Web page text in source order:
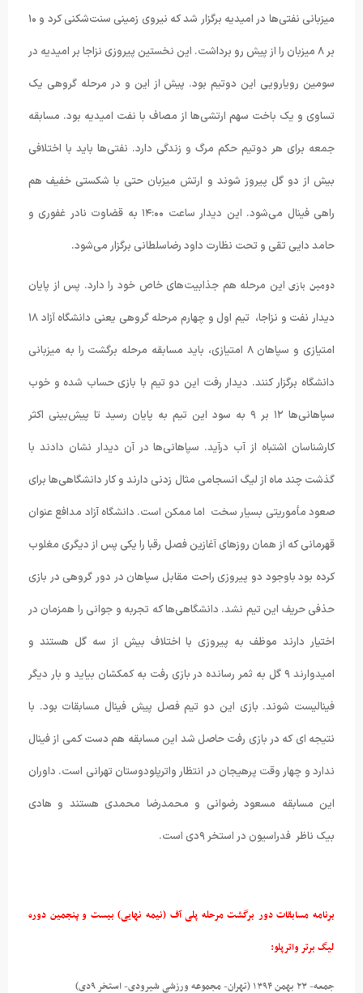
میزبانی نفتی‌ها در امیدیه برگزار شد که نیروی زمینی سنت‌شکنی کرد و ۱۰
بر ۸ میزبان را از پیش رو برداشت. این نخستین پیروزی نزاجا بر امیدیه در
سومین رویارویی این دوتیم بود. پیش از این و در مرحله گروهی یک
تساوی و یک باخت سهم ارتشی‌ها از مصاف با نفت امیدیه بود. مسابقه
جمعه برای هر دوتیم حکم مرگ و زندگی دارد. نفتی‌ها باید با اختلافی
بیش از دو گل پیروز شوند و ارتش میزبان حتی با شکستی خفیف هم
راهی فینال می‌شود. این دیدار ساعت ۱۴:۰۰ به قضاوت نادر غفوری و
حامد دایی تقی و تحت نظارت داود رضاسلطانی برگزار می‌شود.
دومین بازیاین مرحله هم جذابیت‌های خاص خود را دارد. پس از پایان
دیدار نفت و نزاجا، تیم اول و چهارم مرحله گروهی یعنی دانشگاه آزاد ۱۸
امتیازی و سپاهان ۸ امتیازی، باید مسابقه مرحله برگشت را به میزبانی
دانشگاه برگزار کنند. دیدار رفت این دو تیم با بازی حساب شده و خوب
سپاهانی‌ها ۱۲ بر ۹ به سود این تیم به پایان رسید تا پیش‌بینی اکثر
کارشناسان اشتباه از آب درآید. سپاهانی‌ها در آن دیدار نشان دادند با
گذشت چند ماه از لیگ انسجامی مثال زدنی دارند و کار دانشگاهی‌ها برای
صعود مأموریتی بسیار سخت اما ممکن است. دانشگاه آزاد مدافع عنوان
قهرمانی که از همان روزهای آغازین فصل رقبا را یکی پس از دیگری مغلوب
کرده بود باوجود دو پیروزی راحت مقابل سپاهان در دور گروهی در بازی
حذفی حریف این تیم نشد. دانشگاهی‌ها که تجربه و جوانی را همزمان در
اختیار دارند موظف به پیروزی با اختلاف بیش از سه گل هستند و
امیدوارند ۹ گل به ثمر رسانده در بازی رفت به کمکشان بیاید و بار دیگر
فینالیست شوند. بازی این دو تیم فصل پیش فینال مسابقات بود. با
نتیجه ای که در بازی رفت حاصل شد این مسابقه هم دست کمی از فینال
ندارد و چهار وقت پرهیجان در انتظار واترپلودوستان تهرانی است. داوران
این مسابقه مسعود رضوانی و محمدرضا محمدی هستند و هادی
بیک ناظر فدراسیون در استخر ۹دی است.
برنامه مسابقات دور برگشت مرحله پلی آف (نیمه نهایی) بیست و پنجمین دوره
لیگ برتر واترپلو:
جمعه- ۲۳ بهمن ۱۳۹۴ (تهران- مجموعه ورزشی شیرودی- استخر ۹دی)